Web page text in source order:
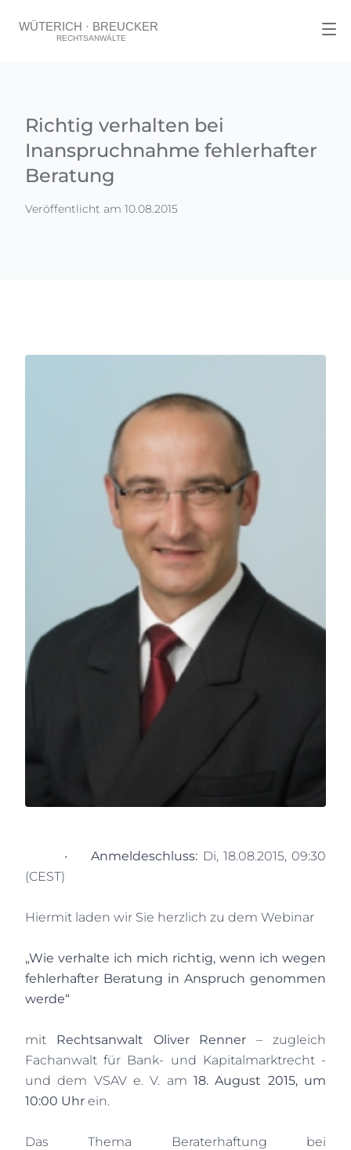
Richtig verhalten bei
Inanspruchnahme fehlerhafter
Beratung
Veröffentlicht am 10.08.2015
•Anmeldeschluss: Di, 18.08.2015, 09:30
(CEST)
Hiermit laden wir Sie herzlich zu dem Webinar
„Wie verhalte ich mich richtig, wenn ich wegen
fehlerhafter Beratung in Anspruch genommen
werde“
mit Rechtsanwalt Oliver Renner – zugleich
Fachanwalt für Bank- und Kapitalmarktrecht -
und dem VSAV e. V. am 18. August 2015, um
10:00 Uhr ein.
Das Thema Beraterhaftung bei